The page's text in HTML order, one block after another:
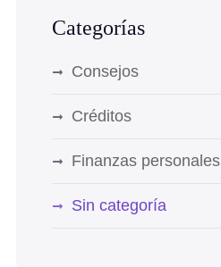
Categorías
Consejos
Créditos
Finanzas personales
Sin categoría